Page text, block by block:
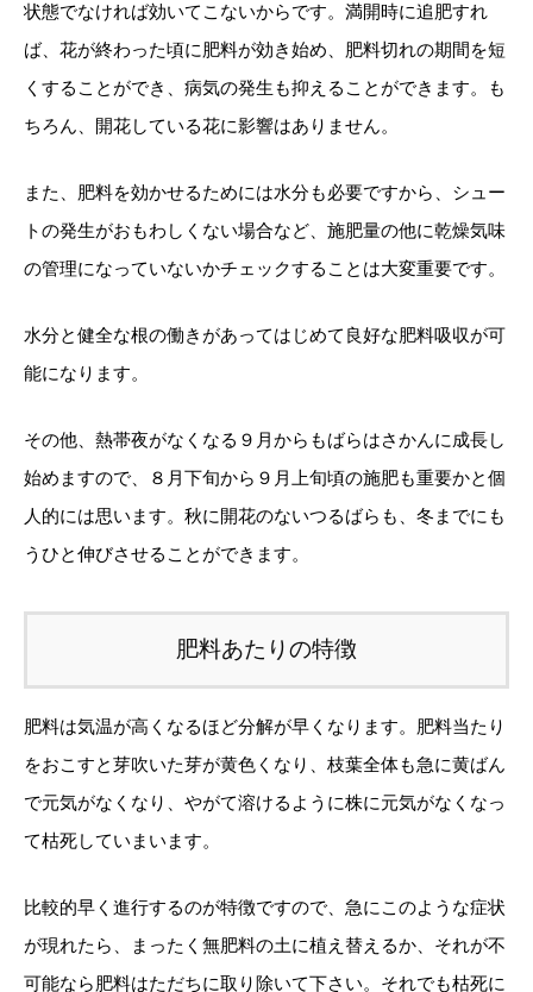
状態でなければ効いてこないからです。満開時に追肥すれ
ば、花が終わった頃に肥料が効き始め、肥料切れの期間を短
くすることができ、病気の発生も抑えることができます。も
ちろん、開花している花に影響はありません。
また、肥料を効かせるためには水分も必要ですから、シュー
トの発生がおもわしくない場合など、施肥量の他に乾燥気味
の管理になっていないかチェックすることは大変重要です。
水分と健全な根の働きがあってはじめて良好な肥料吸収が可
能になります。
その他、熱帯夜がなくなる９月からもばらはさかんに成長し
始めますので、８月下旬から９月上旬頃の施肥も重要かと個
人的には思います。秋に開花のないつるばらも、冬までにも
うひと伸びさせることができます。
肥料あたりの特徴
肥料は気温が高くなるほど分解が早くなります。肥料当たり
をおこすと芽吹いた芽が黄色くなり、枝葉全体も急に黄ばん
で元気がなくなり、やがて溶けるように株に元気がなくなっ
て枯死していまいます。
比較的早く進行するのが特徴ですので、急にこのような症状
が現れたら、まったく無肥料の土に植え替えるか、それが不
可能なら肥料はただちに取り除いて下さい。それでも枯死に